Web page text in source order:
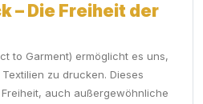
– Die Freiheit der
to Garment) ermöglicht es uns,
zu drucken. Dieses
auch außergewöhnliche